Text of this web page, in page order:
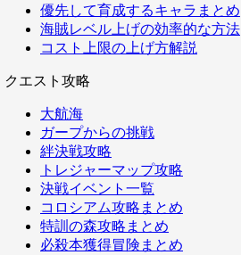
優先して育成するキャラまとめ
海賊レベル上げの効率的な方法
コスト上限の上げ方解説
クエスト攻略
大航海
ガープからの挑戦
絆決戦攻略
トレジャーマップ攻略
決戦イベント一覧
コロシアム攻略まとめ
特訓の森攻略まとめ
必殺本獲得冒険まとめ